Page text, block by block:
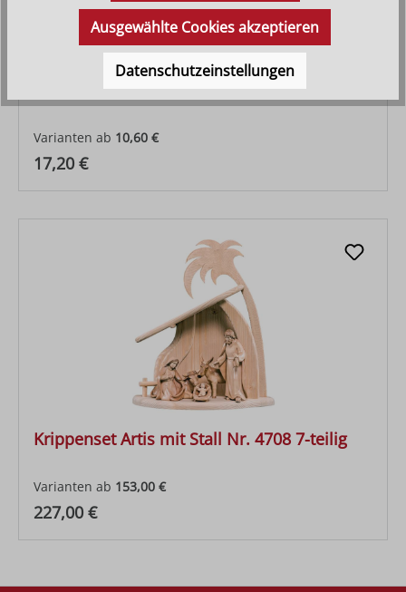
Feuerstelle Artis
Varianten ab 10,60 €
Regulärer Preis:
17,20 €
Krippenset Artis mit Stall Nr. 4708 7-teilig
Varianten ab 153,00 €
Regulärer Preis:
227,00 €
Ausgewählte Cookies akzeptieren
Datenschutzeinstellungen